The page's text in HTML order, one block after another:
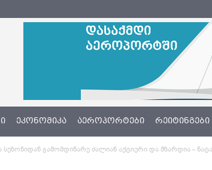
ᲔᲙᲝᲜᲝᲛᲘᲙᲐ ᲐᲔᲠᲝᲞᲝᲠᲢᲔᲑᲘ ᲠᲔᲘᲢᲘᲜᲒᲔᲑᲘ
სეზონიდან გამომდინარე ძალიან აქტიური და მზარდია –